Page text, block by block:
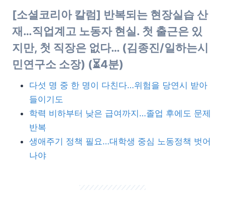
[소셜코리아 칼럼] 반복되는 현장실습 산
재…직업계고 노동자 현실. 첫 출근은 있
지만, 첫 직장은 없다… (김종진/일하는시
민연구소 소장) (⏳4분)
다섯 명 중 한 명이 다친다…위험을 당연시 받아
들이기도
학력 비하부터 낮은 급여까지…졸업 후에도 문제
반복
생애주기 정책 필요…대학생 중심 노동정책 벗어
나야